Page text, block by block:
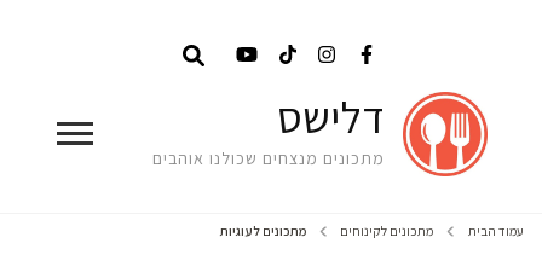
דלישס
מתכונים מנצחים שכולנו אוהבים
עמוד הבית מתכונים לקינוחים מתכונים לעוגיות